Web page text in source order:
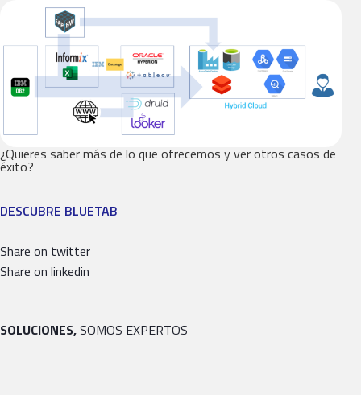
¿Quieres saber más de lo que ofrecemos y ver otros casos de
éxito?
DESCUBRE BLUETAB
Share on twitter
Share on linkedin
SOLUCIONES,SOMOS EXPERTOS